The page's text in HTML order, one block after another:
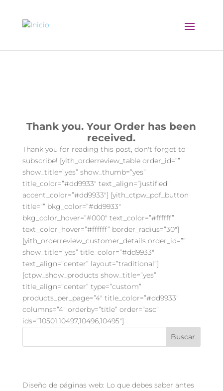
Thank you. Your Order has been
received.
Thank you for reading this post, don't forget to
subscribe! [yith_orderreview_table order_id=””
show_title=”yes” show_thumb=”yes”
title_color=”#dd9933″ text_align=”justified”
accent_color=”#dd9933″] [yith_ctpw_pdf_button
title=”” bkg_color=”#dd9933″
bkg_color_hover=”#000″ text_color=”#ffffff”
text_color_hover=”#ffffff” border_radius=”30″]
[yith_orderreview_customer_details order_id=””
show_title=”yes” title_color=”#dd9933″
text_align=”center” layout=”traditional”]
[ctpw_show_products show_title=”yes”
title_align=”center” type=”custom”
products_per_page=”4″ title_color=”#dd9933″
columns=”4″ orderby=”title” order=”asc”
ids=”10501,10497,10496,10495″]
Buscar
Diseño de páginas web: Lo que debes saber antes